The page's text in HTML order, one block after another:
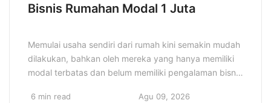
Bisnis Rumahan Modal 1 Juta
Memulai usaha sendiri dari rumah kini semakin mudah
dilakukan, bahkan oleh mereka yang hanya memiliki
modal terbatas dan belum memiliki pengalaman bisnis
pilihan yang sangat tepat dan realistis untuk memulai
6 min read Agu 09, 2026